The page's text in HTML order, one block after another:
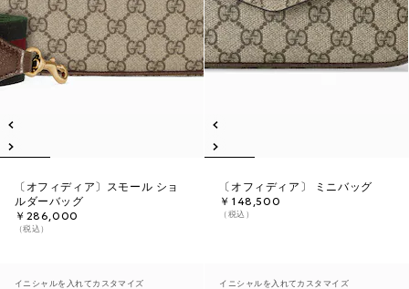
〔オフィディア〕スモール ショ
ルダーバッグ
￥286,000
（税込）
〔オフィディア〕 ミニバッグ
￥148,500
（税込）
イニシャルを入れてカスタマイズ イニシャルを入れてカスタマイズ